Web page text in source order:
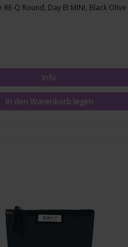
RE-Q Round, Day Et MINI, Black Olive